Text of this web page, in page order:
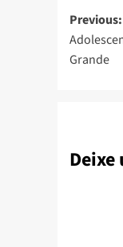
Post
Previous:
Grande